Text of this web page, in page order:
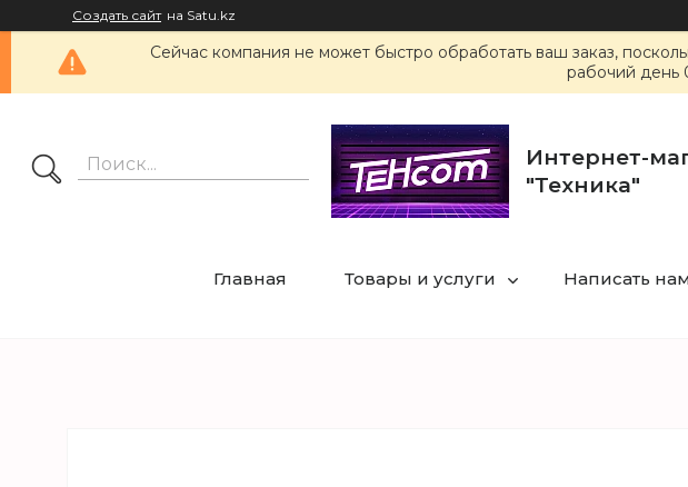
Создать сайт на Satu.kz
Сейчас компания не может быстро обработать ваш заказ,
рабочий день
Интернет-
"Техника"
Главная Товары и услуги Написать